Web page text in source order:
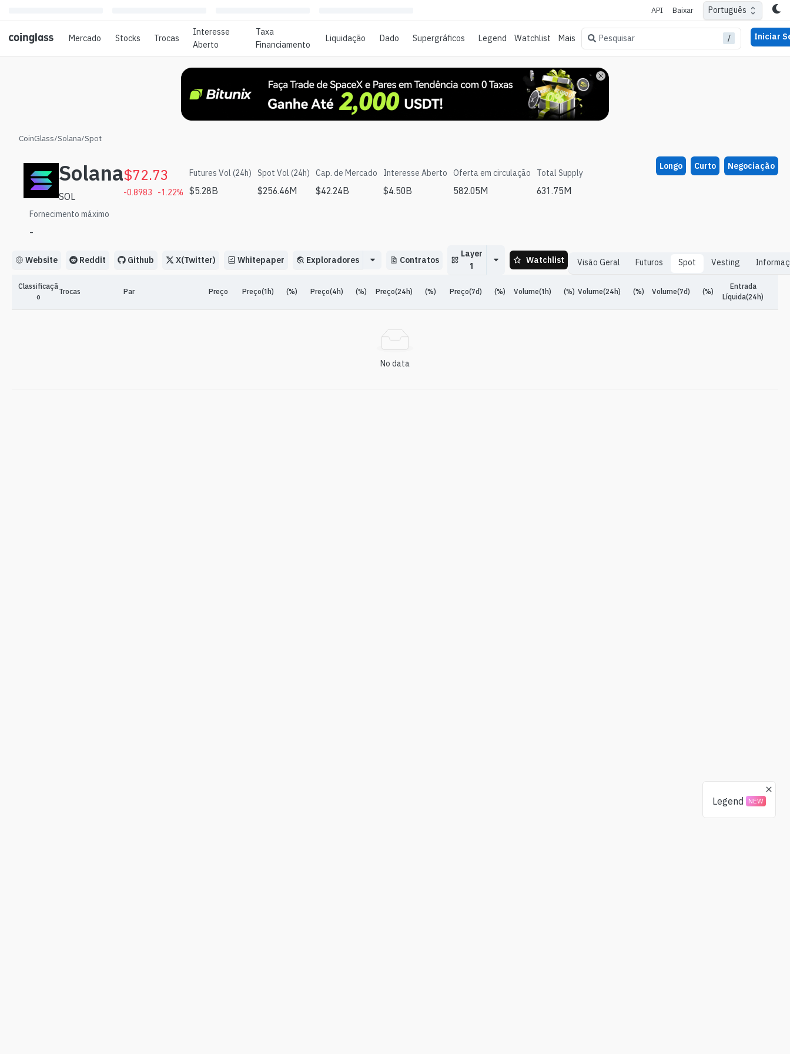
Legend NEW
API Baixar Português
Mercado Stocks Trocas
Interesse
Aberto
Taxa
Financiamento
Liquidação Dado Supergráficos Legend Watchlist Mais Pesquisar / Iniciar
CoinGlass/Solana/Spot
Solana
SOL
$72.73
-0.8983 -1.22%
Futures Vol (24h)
$5.28B
Spot Vol (24h)
$256.46M
Cap. de Mercado
$42.24B
Interesse Aberto
$4.50B
Oferta em circulação
582.05M
Total Supply
631.75M
Fornecimento máximo
-
Longo Curto Negociação
Website Reddit Github X(Twitter) Whitepaper Exploradores Contratos
Layer
1
Watchlist Visão Geral Futuros Spot Vesting
Classificaçã
o
Trocas Par Preço Preço(1h) (%) Preço(4h) (%) Preço(24h) (%) Preço(7d) (%) Volume(1h) (%) Volume(24h) (%) Volume(7d) (%)
Entrada
Líquida(24h)
No data